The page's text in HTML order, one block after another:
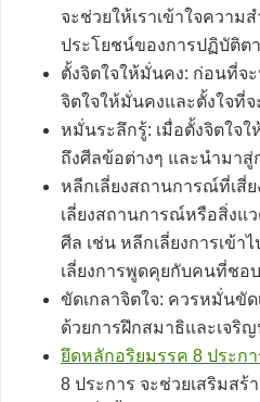
จะช่วยให้เราเข้าใจควา
ประโยชน์ของการปฏิบัติต
ตั้งจิตใจให้มั่นคง: ก่อนที่จ
จิตใจให้มั่นคงและตั้งใจที่
หมั่นระลึกรู้: เมื่อตั้งจิตใจ
ถึงศีลข้อต่างๆ และนำมา
หลีกเลี่ยงสถานการณ์ที่เสี่
เลี่ยงสถานการณ์หรือสิ่งแ
ศีล เช่น หลีกเลี่ยงการเข้
เลี่ยงการพูดคุยกับคนที่ชอ
ขัดเกลาจิตใจ: ควรหมั่นขั
ด้วยการฝึกสมาธิและเจริ
ยึดหลักอริยมรรค 8 ประกา
8 ประการ จะช่วยเสริมสร้